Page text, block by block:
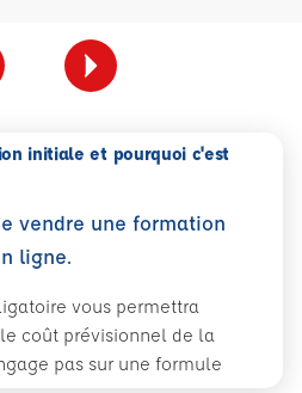
initiale et pourquoi c'est
vendre une formation
ligne.
vous permettra
coût prévisionnel de la
pas sur une formule